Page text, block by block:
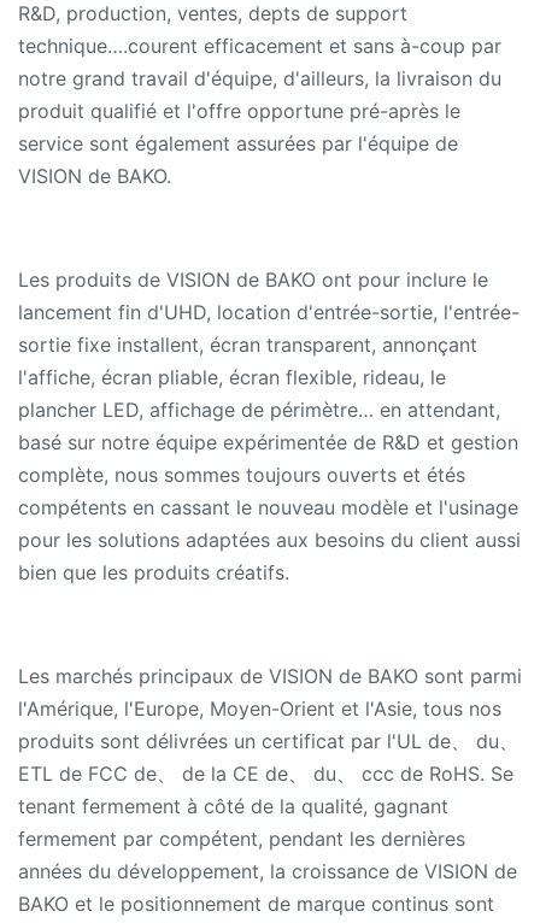
R&D, production, ventes, depts de support
technique….courent efficacement et sans à-coup par
notre grand travail d'équipe, d'ailleurs, la livraison du
produit qualifié et l'offre opportune pré-après le
service sont également assurées par l'équipe de
VISION de BAKO.
Les produits de VISION de BAKO ont pour inclure le
lancement fin d'UHD, location d'entrée-sortie, l'entrée-
sortie fixe installent, écran transparent, annonçant
l'affiche, écran pliable, écran flexible, rideau, le
plancher LED, affichage de périmètre… en attendant,
basé sur notre équipe expérimentée de R&D et gestion
complète, nous sommes toujours ouverts et étés
compétents en cassant le nouveau modèle et l'usinage
pour les solutions adaptées aux besoins du client aussi
bien que les produits créatifs.
Les marchés principaux de VISION de BAKO sont parmi
l'Amérique, l'Europe, Moyen-Orient et l'Asie, tous nos
produits sont délivrées un certificat par l'UL de、 du、
ETL de FCC de、 de la CE de、 du、 ccc de RoHS. Se
tenant fermement à côté de la qualité, gagnant
fermement par compétent, pendant les dernières
années du développement, la croissance de VISION de
BAKO et le positionnement de marque continus sont